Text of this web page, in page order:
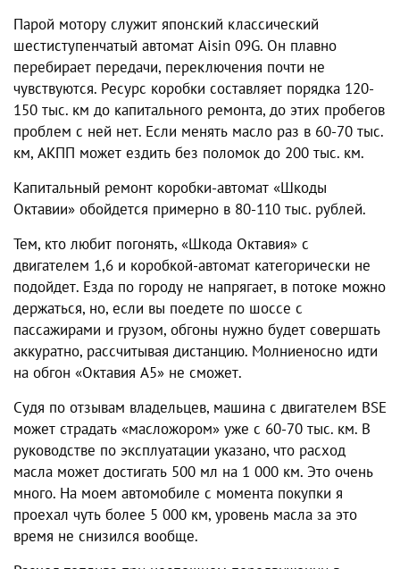
Парой мотору служит японский классический
шестиступенчатый автомат Aisin 09G. Он плавно
перебирает передачи, переключения почти не
чувствуются. Ресурс коробки составляет порядка 120-
150 тыс. км до капитального ремонта, до этих пробегов
проблем с ней нет. Если менять масло раз в 60-70 тыс.
км, АКПП может ездить без поломок до 200 тыс. км.
Капитальный ремонт коробки-автомат «Шкоды
Октавии» обойдется примерно в 80-110 тыс. рублей.
Тем, кто любит погонять, «Шкода Октавия» с
двигателем 1,6 и коробкой-автомат категорически не
подойдет. Езда по городу не напрягает, в потоке можно
держаться, но, если вы поедете по шоссе с
пассажирами и грузом, обгоны нужно будет совершать
аккуратно, рассчитывая дистанцию. Молниеносно идти
на обгон «Октавия А5» не сможет.
Судя по отзывам владельцев, машина с двигателем BSE
может страдать «масложором» уже с 60-70 тыс. км. В
руководстве по эксплуатации указано, что расход
масла может достигать 500 мл на 1 000 км. Это очень
много. На моем автомобиле с момента покупки я
проехал чуть более 5 000 км, уровень масла за это
время не снизился вообще.